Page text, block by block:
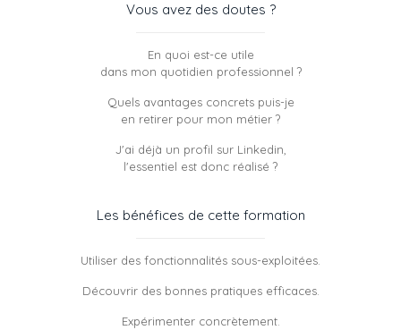
Vous avez des doutes ?
En quoi est-ce utile
dans mon quotidien professionnel ?
Quels avantages concrets puis-je
en retirer pour mon métier ?
J'ai déjà un profil sur Linkedin,
l'essentiel est donc réalisé ?
Les bénéfices de cette formation
Utiliser des fonctionnalités sous-exploitées.
Découvrir des bonnes pratiques efficaces.
Expérimenter concrètement.